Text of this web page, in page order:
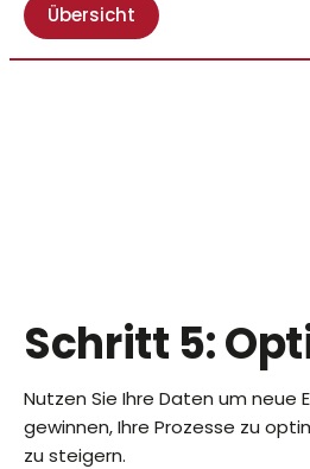
Übersicht
Schritt 5:
Nutzen Sie Ihre Daten um neue
gewinnen, Ihre Prozesse zu
zu steigern.